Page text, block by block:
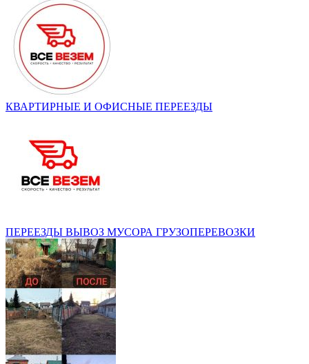
КВАРТИРНЫЕ И ОФИСНЫЕ ПЕРЕЕЗДЫ
ПЕРЕЕЗДЫ ВЫВОЗ МУСОРА ГРУЗОПЕРЕВОЗКИ